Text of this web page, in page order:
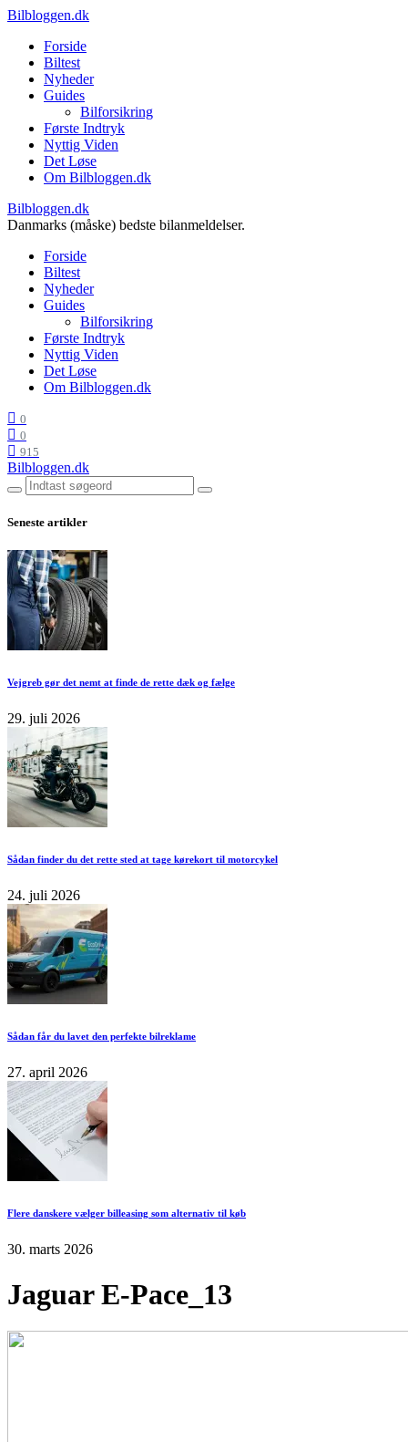
Bilbloggen.dk
Forside
Biltest
Nyheder
Guides
Bilforsikring
Første Indtryk
Nyttig Viden
Det Løse
Om Bilbloggen.dk
Bilbloggen.dk
Danmarks (måske) bedste bilanmeldelser.
Forside
Biltest
Nyheder
Guides
Bilforsikring
Første Indtryk
Nyttig Viden
Det Løse
Om Bilbloggen.dk
0
0
915
Bilbloggen.dk
Seneste artikler
Vejgreb gør det nemt at finde de rette dæk og fælge
29. juli 2026
Sådan finder du det rette sted at tage kørekort til motorcykel
24. juli 2026
Sådan får du lavet den perfekte bilreklame
27. april 2026
Flere danskere vælger billeasing som alternativ til køb
30. marts 2026
Jaguar E-Pace_13